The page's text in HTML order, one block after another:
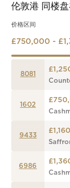
伦敦港 同楼
价格区间
£750,000 -
8081
1602
9433
6986